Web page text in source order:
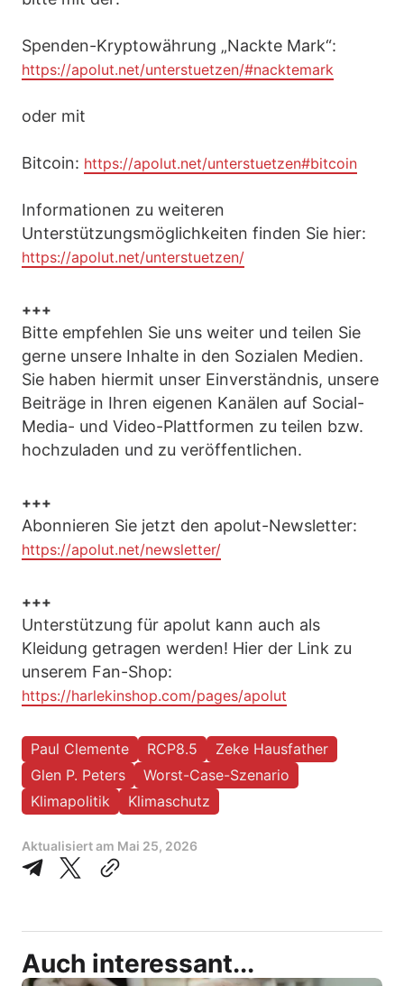
Spenden-Kryptowährung „Nackte Mark“:
https://apolut.net/unterstuetzen/#nacktemark
oder mit
Bitcoin: https://apolut.net/unterstuetzen#bitcoin
Informationen zu weiteren
Unterstützungsmöglichkeiten finden Sie hier:
https://apolut.net/unterstuetzen/
+++
Bitte empfehlen Sie uns weiter und teilen Sie
gerne unsere Inhalte in den Sozialen Medien.
Sie haben hiermit unser Einverständnis, unsere
Beiträge in Ihren eigenen Kanälen auf Social-
Media- und Video-Plattformen zu teilen bzw.
hochzuladen und zu veröffentlichen.
+++
Abonnieren Sie jetzt den apolut-Newsletter:
https://apolut.net/newsletter/
+++
Unterstützung für apolut kann auch als
Kleidung getragen werden! Hier der Link zu
unserem Fan-Shop:
https://harlekinshop.com/pages/apolut
Paul Clemente RCP8.5
Zeke Hausfather
Glen P. Peters
Worst-Case-Szenario
Klimapolitik
Klimaschutz
Aktualisiert am Mai 25, 2026
Auch interessant...